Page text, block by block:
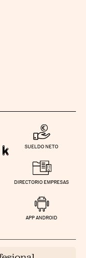
SUELDO NETO
DIRECTORIO EMPRESAS
APP ANDROID